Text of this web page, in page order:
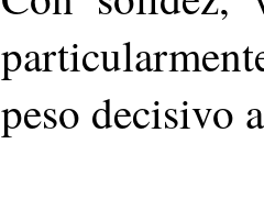
peso decisivo